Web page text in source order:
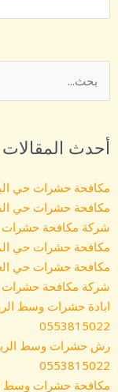
البحث
عن:
أحدث المقالات
مكافحة حشرات حي
مكافحة حشرات حي الفوطة
​شركة مكافحة حشرات حي
مكافحة حشرات حي الملز
مكافحة حشرات حي العليا
شركة مكافحة حشرات وسط
0553815022
رش حشرات وسط
0553815022
مكافحة حشرات وسط